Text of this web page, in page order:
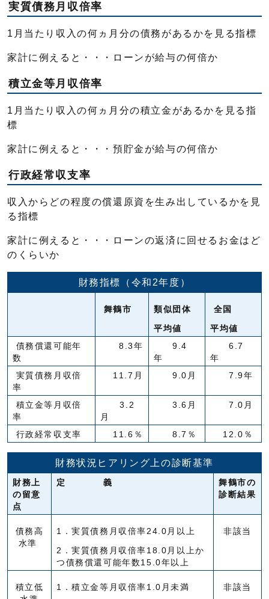
実質債務月収倍率
1月当たり収入の何ヵ月分の債務があるかを見る指標
家計に例えると・・・ローンが給与の何倍か
積立金等月収倍率
1月当たり収入の何ヵ月分の積立金があるかを見る指
標
家計に例えると・・・預貯金が給与の何倍か
行政経常収支率
収入からどの程度の償還原資を生み出しているかを見
る指標
家計に例えると・・・ローンの返済に回せるお金はど
のくらいか
財務指標（令和2年度）
舞鶴市 類似団体
平均値
全国
平均値
債務償還可能年
数
8.3年
9.4
年
6.7
年
実質債務月収倍
率
11.7月 9.0月 7.9年
積立金等月収倍
率
3.2
月
3.6月 7.0月
行政経常収支率 11.6％ 8.7％ 12.0％
財務状況ヒアリング上の診断基準
財務上
の留意
点
定 義
舞鶴市の
診断結果
債務高
水準
1．実質債務月収倍率24.0月以上
2．実質債務月収倍率18.0月以上か
つ債務償還可能年数15.0年以上
非該当
積立低
1．積立金等月収倍率1.0月未満 非該当